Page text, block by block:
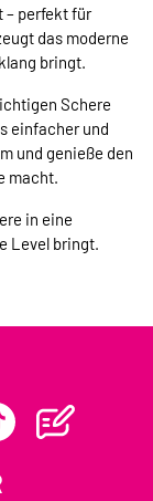
– perfekt für
das moderne
bringt.
Schere
einfacher und
und genieße den
macht.
in eine
Level bringt.